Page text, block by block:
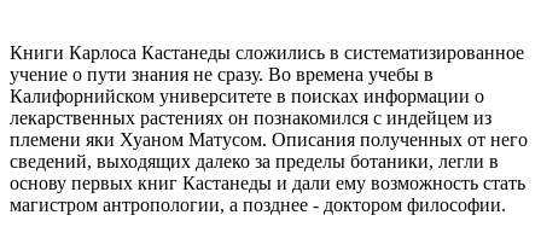
Книги Карлоса Кастанеды сложились в систематизированное
учение о пути знания не сразу. Во времена учебы в
Калифорнийском университете в поисках информации о
лекарственных растениях он познакомился с индейцем из
племени яки Хуаном Матусом. Описания полученных от него
сведений, выходящих далеко за пределы ботаники, легли в
основу первых книг Кастанеды и дали ему возможность стать
магистром антропологии, а позднее - доктором философии.